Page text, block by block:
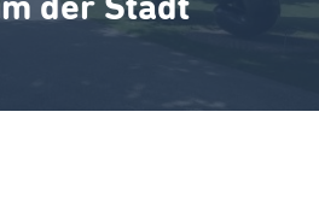
der Stadt